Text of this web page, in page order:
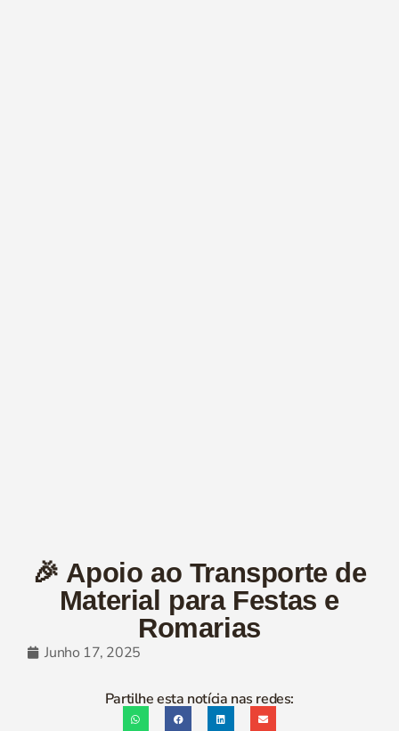
🎉 Apoio ao Transporte de
Material para Festas e
Romarias
Junho 17, 2025
Partilhe esta notícia nas redes: